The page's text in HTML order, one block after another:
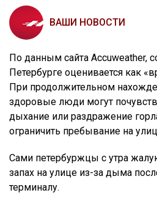
ВАШИ НОВОСТИ
По данным сайта Accuweather,
Петербурге оценивается как
При продолжительном
здоровые люди могут
дыхание или раздражение
ограничить пребывание на
Сами петербуржцы с утра
запах на улице из-за дыма
терминалу.